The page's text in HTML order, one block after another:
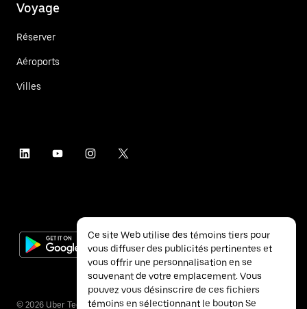
Voyage
Réserver
Aéroports
Villes
© 2026 Uber Technologies inc.
Ce site Web utilise des témoins tiers pour
vous diffuser des publicités pertinentes et
vous offrir une personnalisation en se
souvenant de votre emplacement. Vous
pouvez vous désinscrire de ces fichiers
témoins en sélectionnant le bouton Se